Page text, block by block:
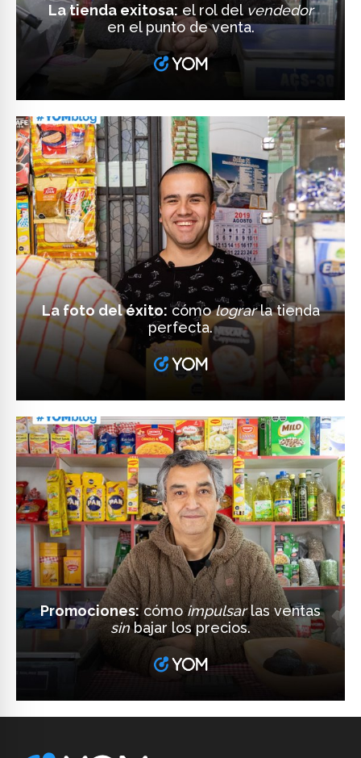
La tienda exitosa: el rol del vendedor
en el punto de venta.
La foto del éxito:cómolograrla tienda
perfecta.
Promociones:cómoimpulsarlas ventas
sinbajar los precios.